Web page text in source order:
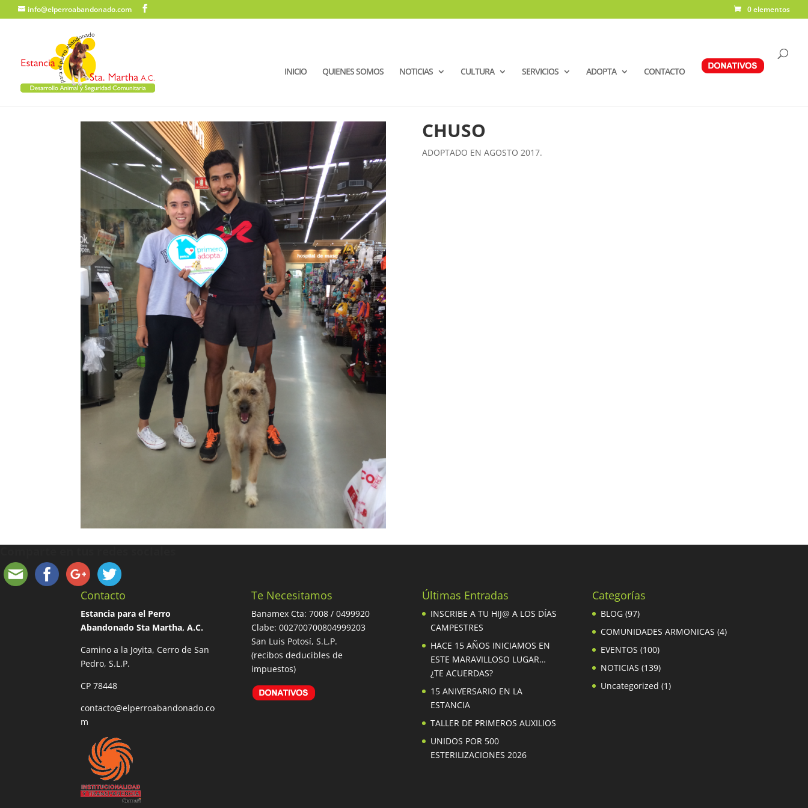
info@elperroabandonado.com 0 elementos
INICIO QUIENES SOMOS NOTICIAS CULTURA SERVICIOS ADOPTA CONTACTO
CHUSO
ADOPTADO EN AGOSTO 2017.
Contacto
Estancia para el Perro
Abandonado Sta Martha, A.C.
Camino a la Joyita, Cerro de San
Pedro, S.L.P.
CP 78448
contacto@elperroabandonado.co
m
Te Necesitamos
Banamex Cta: 7008 / 0499920
Clabe: 002700700804999203
San Luis Potosí, S.L.P.
(recibos deducibles de
impuestos)
Últimas Entradas
INSCRIBE A TU HIJ@ A LOS DÍAS
CAMPESTRES
HACE 15 AÑOS INICIAMOS EN
ESTE MARAVILLOSO LUGAR…
¿TE ACUERDAS?
15 ANIVERSARIO EN LA
ESTANCIA
TALLER DE PRIMEROS AUXILIOS
UNIDOS POR 500
ESTERILIZACIONES 2026
Categorías
BLOG (97)
COMUNIDADES ARMONICAS (4)
EVENTOS (100)
NOTICIAS (139)
Uncategorized (1)